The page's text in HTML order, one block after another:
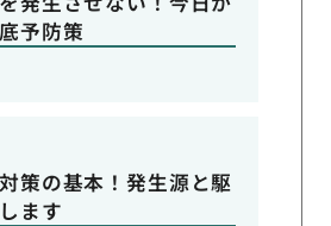
予防策
策の基本！発生源と駆
ます